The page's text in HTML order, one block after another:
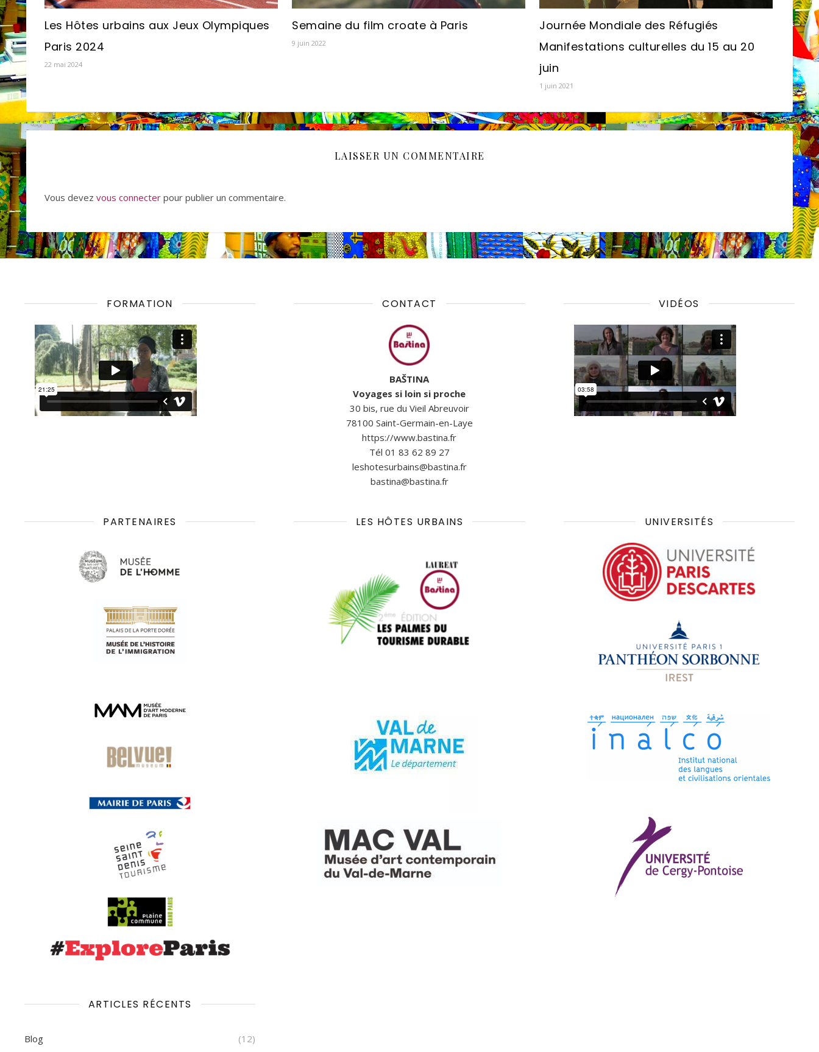
Les Hôtes urbains aux Jeux Olympiques
Paris 2024
22 mai 2024
Semaine du film croate à Paris
9 juin 2022
Journée Mondiale des Réfugiés
Manifestations culturelles du 15 au 20
juin​
1 juin 2021
LAISSER UN COMMENTAIRE
Vous devez vous connecter pour publier un commentaire.
FORMATION CONTACT
BAŠTINA
Voyages si loin si proche
30 bis, rue du Vieil Abreuvoir
78100 Saint-Germain-en-Laye
https://www.bastina.fr
Tél 01 83 62 89 27
leshotesurbains@bastina.fr
bastina@bastina.fr
VIDÉOS
PARTENAIRES LES HÔTES URBAINS UNIVERSITÉS
ARTICLES RÉCENTS
Blog (12)